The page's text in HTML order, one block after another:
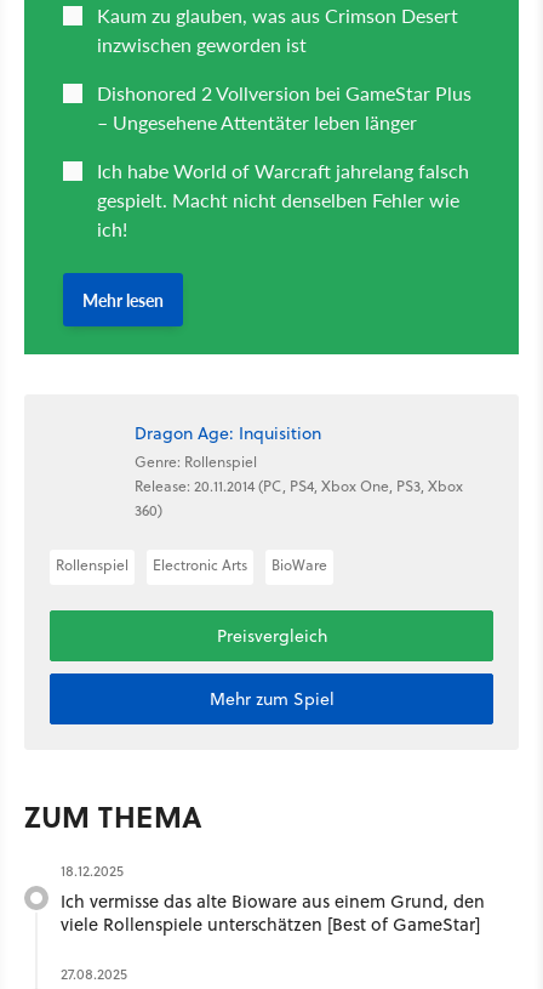
Dragon Age: Inquisition
Genre: Rollenspiel
Release: 20.11.2014 (PC, PS4, Xbox One, PS3, Xbox
360)
Rollenspiel Electronic Arts BioWare
Preisvergleich
Mehr zum Spiel
ZUM THEMA
18.12.2025
Ich vermisse das alte Bioware aus einem Grund, den
viele Rollenspiele unterschätzen [Best of GameStar]
27.08.2025